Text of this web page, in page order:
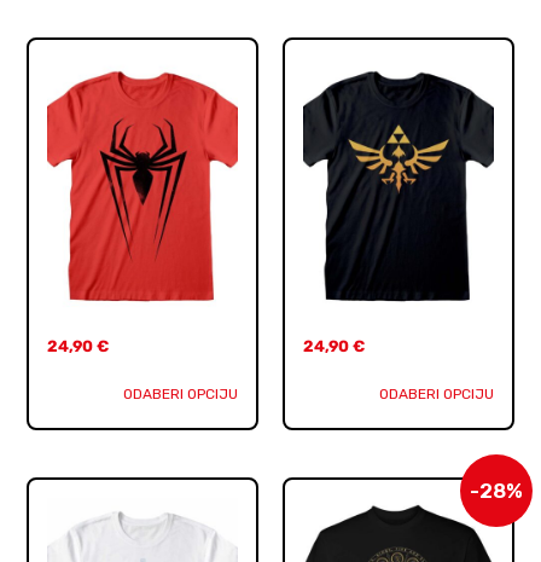
24,90€
ODABERI OPCIJU
24,90 €
ODABERI OPCIJU
-28%